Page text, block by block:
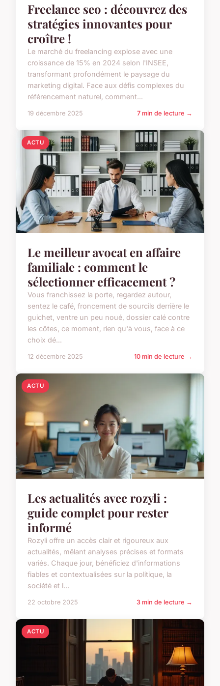
Freelance seo : découvrez des
stratégies innovantes pour
croître !
Le marché du freelancing explose avec une
croissance de 15% en 2024 selon l'INSEE,
transformant profondément le paysage du
marketing digital. Face aux défis complexes du
référencement naturel, comment...
19 décembre 2025 7 min de lecture →
ACTU
Le meilleur avocat en affaire
familiale : comment le
sélectionner efficacement ?
Vous franchissez la porte, regardez autour,
sentez le café, froncement de sourcils derrière le
guichet, ventre un peu noué, dossier calé contre
les côtes, ce moment, rien qu'à vous, face à ce
choix dé...
12 décembre 2025 10 min de lecture →
ACTU
Les actualités avec rozyli :
guide complet pour rester
informé
Rozyli offre un accès clair et rigoureux aux
actualités, mêlant analyses précises et formats
variés. Chaque jour, bénéficiez d'informations
fiables et contextualisées sur la politique, la
société et l...
22 octobre 2025 3 min de lecture →
ACTU